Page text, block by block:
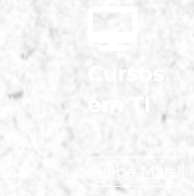
Cursos